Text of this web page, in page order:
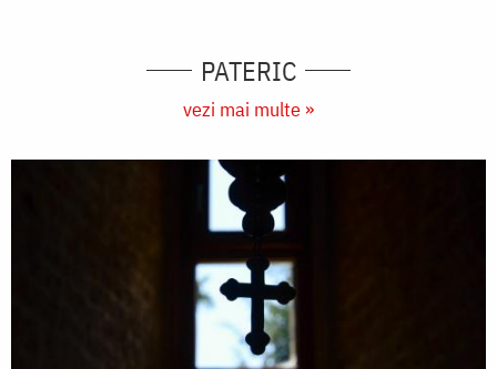
PATERIC
vezi mai multe »